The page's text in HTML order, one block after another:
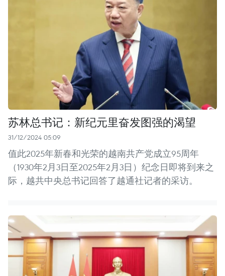
苏林总书记：新纪元里奋发图强的渴望
31/12/2024 05:09
值此2025年新春和光荣的越南共产党成立95周年
（1930年2月3日至2025年2月3日）纪念日即将到来之
际，越共中央总书记回答了越通社记者的采访。